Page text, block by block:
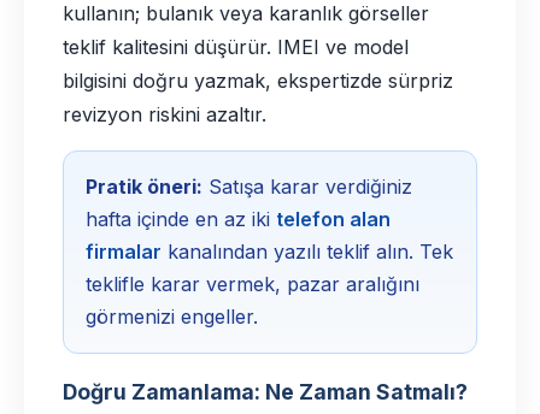
kullanın; bulanık veya karanlık görseller
teklif kalitesini düşürür. IMEI ve model
bilgisini doğru yazmak, ekspertizde sürpriz
revizyon riskini azaltır.
Pratik öneri: Satışa karar verdiğiniz
hafta içinde en az iki telefon alan
firmalar kanalından yazılı teklif alın. Tek
teklifle karar vermek, pazar aralığını
görmenizi engeller.
Doğru Zamanlama: Ne Zaman Satmalı?